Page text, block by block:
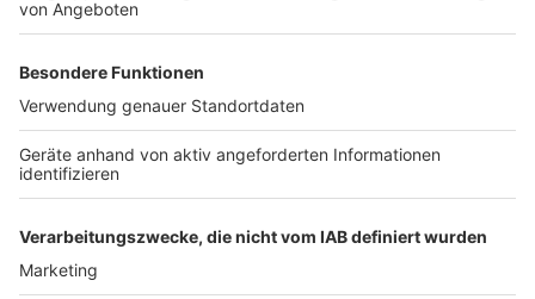
"überwachen" wolle, solle er das anders organisieren -
etwa über den öffentlichen Gesundheitsdienst. Oder
er solle Kontrollfunktionen an das Ordnungsamt
Schulministerium und die Bezirksregierungen in der
vergangenen Woche über die BVKJ-Haltung informiert
und zur Lösungsfindung aufgefordert.
dpa
Anzeige